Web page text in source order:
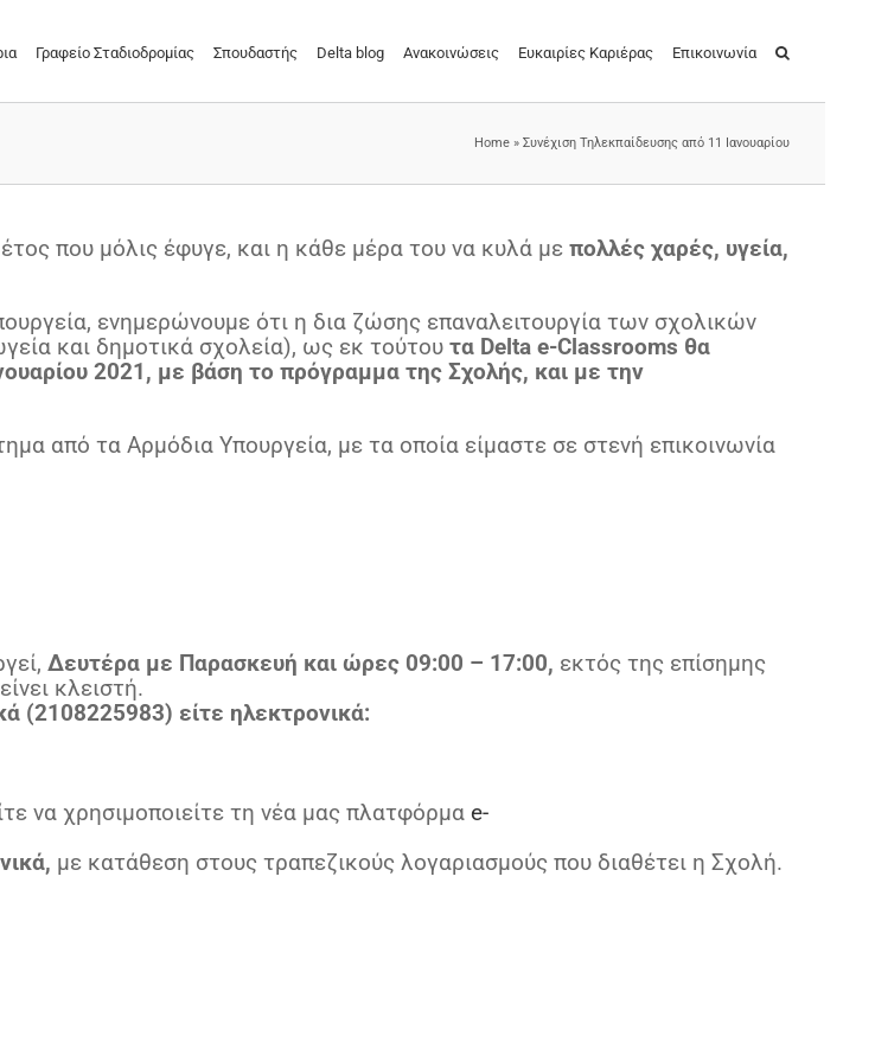
Γραφείο Σταδιοδρομίας Σπουδαστής Delta blog Ανακοινώσεις Ευκαιρίες Καριέρας Επικοινωνία
Home » Συνέχιση Τηλεκπαίδευσης από 11 Ιανουαρίου
που μόλις έφυγε, και η κάθε μέρα του να κυλά με πολλές χαρές, υγεία,
ενημερώνουμε ότι η δια ζώσης επαναλειτουργία των σχολικών
και δημοτικά σχολεία), ως εκ τούτου τα Delta e-Classrooms θα
2021, με βάση το πρόγραμμα της Σχολής, και με την
από τα Αρμόδια Υπουργεία, με τα οποία είμαστε σε στενή επικοινωνία
Δευτέρα με Παρασκευή και ώρες 09:00 – 17:00, εκτός της επίσημης
κλειστή.
(2108225983) είτε ηλεκτρονικά:
να χρησιμοποιείτε τη νέα μας πλατφόρμα e-
, με κατάθεση στους τραπεζικούς λογαριασμούς που διαθέτει η Σχολή.